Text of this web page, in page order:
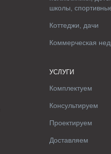
школы,
Коттеджи, дачи
Коммерческая
УСЛУГИ
Комплектуем
Консультируем
Проектируем
Доставляем